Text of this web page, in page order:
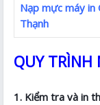
Nạp mực máy in
Thạnh
QUY TRÌNH
1. Kiểm tra và in